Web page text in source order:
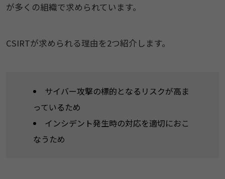
が多くの組織で求められています。
CSIRTが求められる理由を2つ紹介します。
サイバー攻撃の標的となるリスクが高ま
っているため
インシデント発生時の対応を適切におこ
なうため